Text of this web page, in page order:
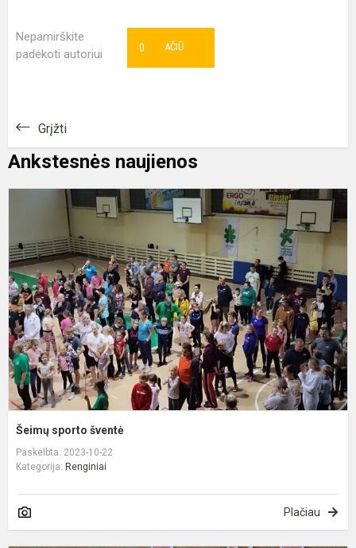
Nepamirškite
padėkoti autoriui
AČIŪ
0
Grįžti
Ankstesnės naujienos
Šeimų sporto šventė
Paskelbta: 2023-10-22
Kategorija: Renginiai
Plačiau